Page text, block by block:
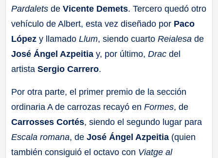
Pardalets de Vicente Demets. Tercero quedó otro
vehículo de Albert, esta vez diseñado por Paco
López y llamadoLlum, siendo cuartoReialesa de
José Ángel Azpeitia y, por último,Drac del
artistaSergio Carrero.
Por otra parte, el primer premio de la sección
ordinaria A de carrozas recayó enFormes, de
Carrosses Cortés, siendo el segundo lugar para
Escala romana, deJosé Ángel Azpeitia (quien
también consiguió el octavo con Viatge al